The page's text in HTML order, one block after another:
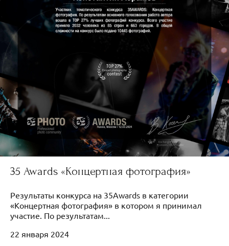
35 Awards «Концертная фотография»
Результаты конкурса на 35Awards в категории
«Концертная фотография» в котором я принимал
участие. По результатам...
22 января 2024